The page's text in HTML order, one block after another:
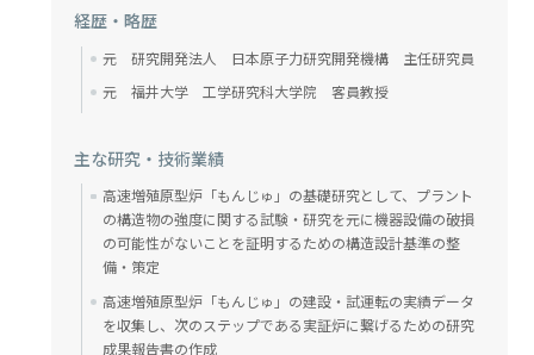
経歴・略歴
元 研究開発法人 日本原子力研究開発機構 主任研究員
元 福井大学 工学研究科大学院 客員教授
主な研究・技術業績
高速増殖原型炉「もんじゅ」の基礎研究として、プラント
の構造物の強度に関する試験・研究を元に機器設備の破損
の可能性がないことを証明するための構造設計基準の整
備・策定
高速増殖原型炉「もんじゅ」の建設・試運転の実績データ
を収集し、次のステップである実証炉に繋げるための研究
成果報告書の作成